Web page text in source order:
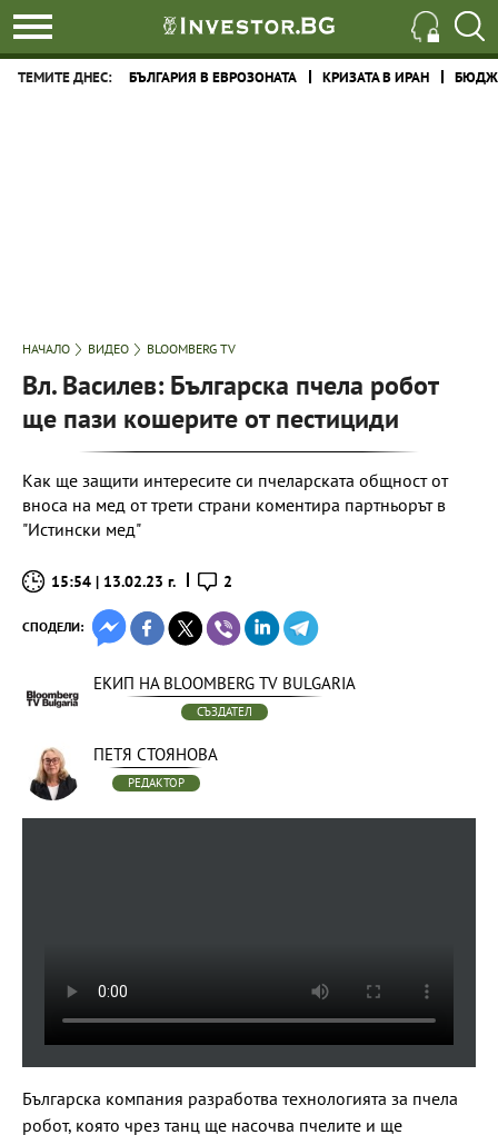
ТЕМИТЕ ДНЕС: БЪЛГАРИЯ В ЕВРОЗОНАТА КРИЗАТА В ИРАН
НАЧАЛО ВИДЕО BLOOMBERG TV
Вл. Василев: Българска пчела робот
ще пази кошерите от пестициди
Как ще защити интересите си пчеларската общност от
вноса на мед от трети страни коментира партньорът в
"Истински мед"
15:54 | 13.02.23 г. 2
СПОДЕЛИ:
ЕКИП НА BLOOMBERG TV BULGARIA
СЪЗДАТЕЛ
ПЕТЯ СТОЯНОВА
РЕДАКТОР
Българска компания разработва технологията за пчела
робот, която чрез танц ще насочва пчелите и ще